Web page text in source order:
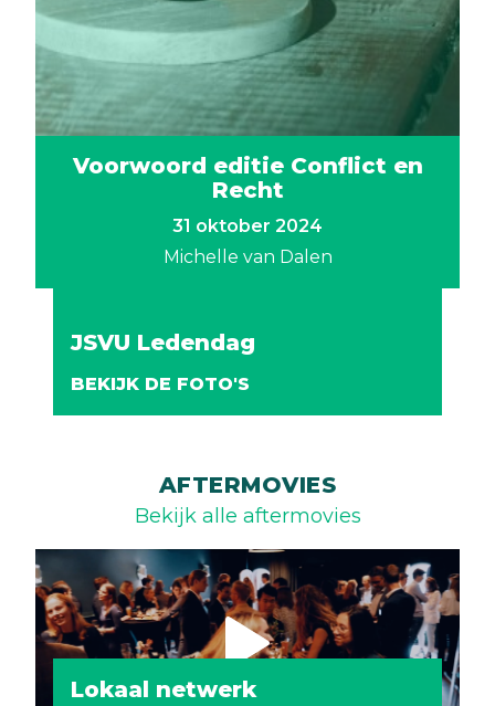
Voorwoord editie Conflict en
Recht
31 oktober 2024
Michelle van Dalen
FOTOVERSLAGEN
BEKIJK DE FOTO'S
JSVU Ledendag
BEKIJK DE FOTO'S
AFTERMOVIES
Bekijk alle aftermovies
Lokaal netwerk